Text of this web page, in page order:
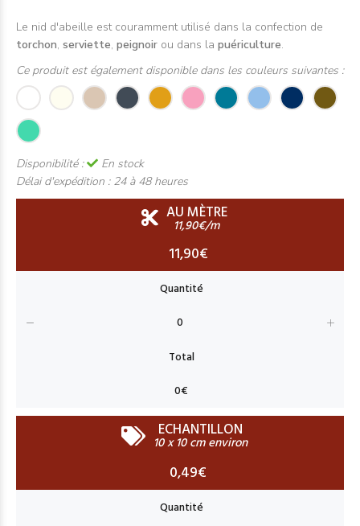
Le nid d'abeille est couramment utilisé dans la confection de
torchon, serviette, peignoir ou dans la puériculture.
Ce produit est également disponible dans les couleurs suivantes :
Disponibilité :
En stock
Délai d'expédition : 24 à 48 heures
AU MÈTRE
11,90€/m
11,90€
ECHANTILLON
10 x 10 cm environ
0,49€